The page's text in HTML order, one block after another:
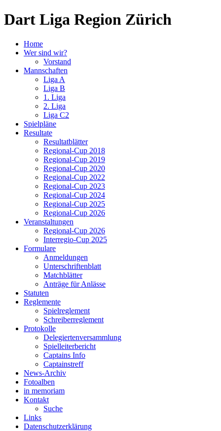
Dart Liga Region Zürich
Home
Wer sind wir?
Vorstand
Mannschaften
Liga A
Liga B
1. Liga
2. Liga
Liga C2
Spielpläne
Resultate
Resultatblätter
Regional-Cup 2018
Regional-Cup 2019
Regional-Cup 2020
Regional-Cup 2022
Regional-Cup 2023
Regional-Cup 2024
Regional-Cup 2025
Regional-Cup 2026
Veranstaltungen
Regional-Cup 2026
Interregio-Cup 2025
Formulare
Anmeldungen
Unterschriftenblatt
Matchblätter
Anträge für Anlässe
Statuten
Reglemente
Spielreglement
Schreiberreglement
Protokolle
Delegiertenversammlung
Spielleiterbericht
Captains Info
Captainstreff
News-Archiv
Fotoalben
in memoriam
Kontakt
Suche
Links
Datenschutzerklärung